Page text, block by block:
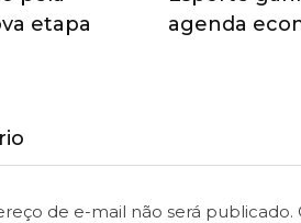
etapa
agenda
de e-mail não será publicado.